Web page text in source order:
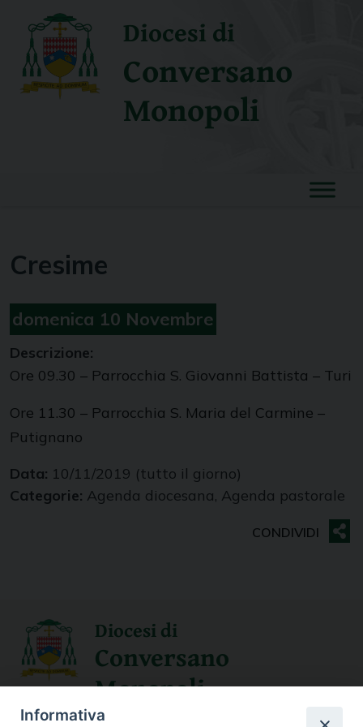
content
Diocesi di
Conversano
Monopoli
Cresime
domenica 10 Novembre
Descrizione:
Ore 09.30 – Parrocchia S. Giovanni Battista – Turi
Ore 11.30 – Parrocchia S. Maria del Carmine –
Putignano
Data: 10/11/2019 (tutto il giorno)
Categorie: Agenda diocesana, Agenda pastorale
Diocesi di
Conversano
Monopoli
Informativa